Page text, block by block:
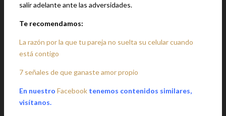
salir adelante ante las adversidades.
Te recomendamos:
La razón por la que tu pareja no suelta su celular cuando
está contigo
7 señales de que ganaste amor propio
En nuestro Facebook tenemos contenidos similares,
visítanos.